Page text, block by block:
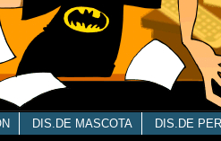
DIS.DE MASCOTA DIS.DE